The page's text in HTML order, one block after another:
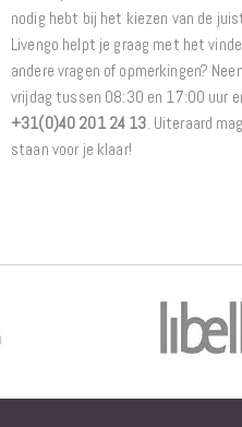
nodig hebt bij het kiezen van de
Livengo helpt je graag met het
andere vragen of opmerkingen?
vrijdag tussen 08:30 en 17:00 uur
+31(0)40 201 24 13 . Uiteraard
staan voor je klaar!